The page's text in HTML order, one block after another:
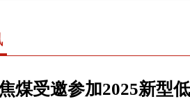
煤受邀参加2025新型